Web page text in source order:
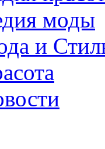
моды
и